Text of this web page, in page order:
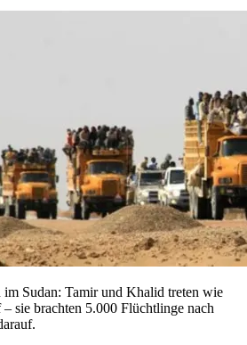
Sudan: Tamir und Khalid treten wie
– sie brachten 5.000 Flüchtlinge nach